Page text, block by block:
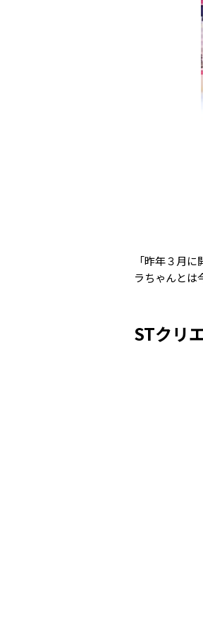
「昨年３月
ラちゃんと
STクリ